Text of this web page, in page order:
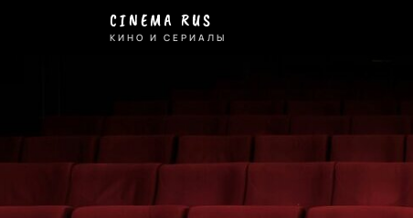
CINEMA RUS
КИНО И СЕРИАЛЫ